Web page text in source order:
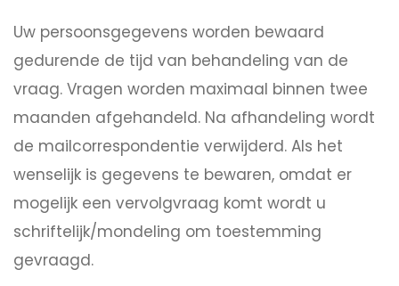
Uw persoonsgegevens worden bewaard
gedurende de tijd van behandeling van de
vraag. Vragen worden maximaal binnen twee
maanden afgehandeld. Na afhandeling wordt
de mailcorrespondentie verwijderd. Als het
wenselijk is gegevens te bewaren, omdat er
mogelijk een vervolgvraag komt wordt u
schriftelijk/mondeling om toestemming
gevraagd.